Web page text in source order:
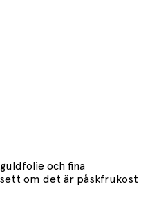
och fina
om det är påskfrukost